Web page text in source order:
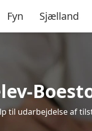
Fyn Sjælland
til udarbejdelse af